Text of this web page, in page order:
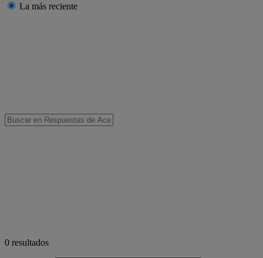
La más reciente
0 resultados